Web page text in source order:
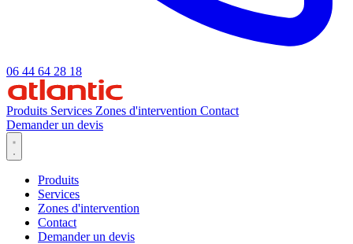
06 44 64 28 18
Produits Services Zones d'intervention Contact
Demander un devis
Produits
Services
Zones d'intervention
Contact
Demander un devis